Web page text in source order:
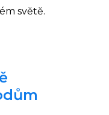
světě.